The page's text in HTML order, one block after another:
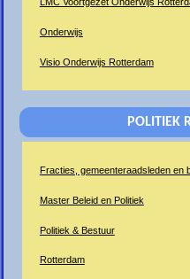
Onderwijs
Visio Onderwijs Rotterdam
POLITIEK
Fracties, gemeenteraadsleden en
Master Beleid en Politiek
Politiek & Bestuur
Rotterdam